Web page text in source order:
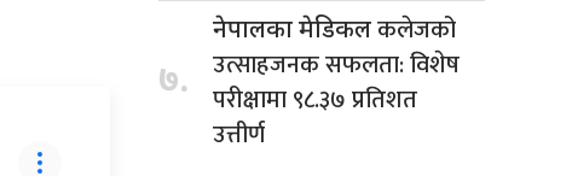
७.
नेपालका मेडिकलकलेजको
उत्साहजनक सफलता: विशेष
परीक्षामा ९८.३७ प्रतिशत
उत्तीर्ण